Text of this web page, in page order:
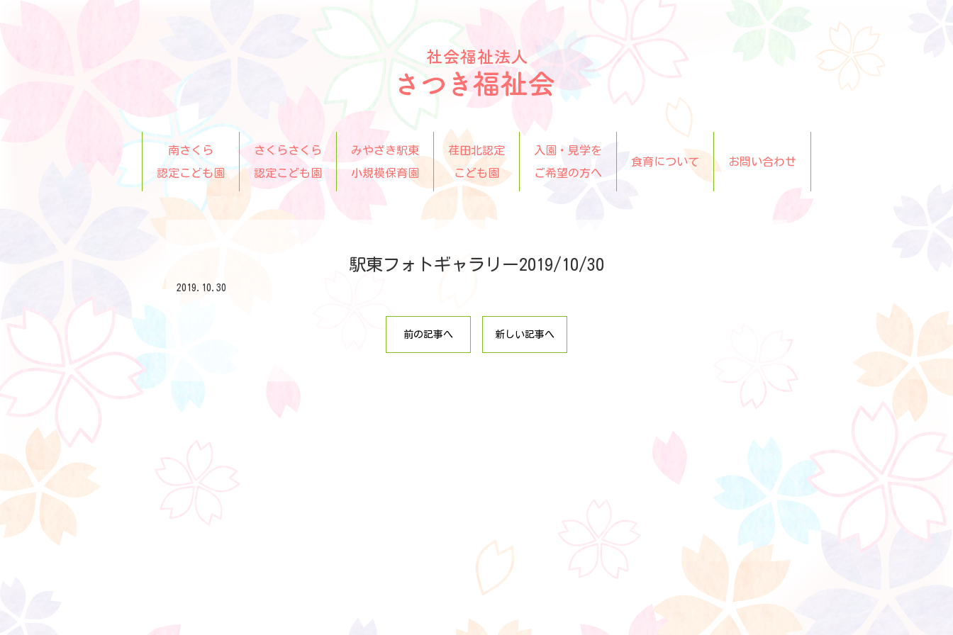
南さくら
認定こども園
さくらさくら
認定こども園
みやざき駅東
小規模保育園
荏田北認定
こども園
入園・見学を
ご希望の方へ
食育について お問い合わせ
駅東フォトギャラリー2019/10/30
2019.10.30
前の記事へ 新しい記事へ